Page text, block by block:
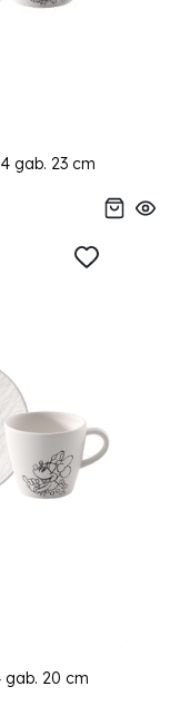
gab. 23 cm
gab. 20 cm